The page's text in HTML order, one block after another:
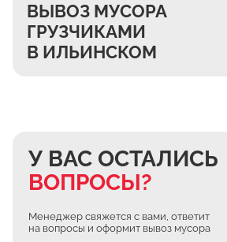
ВЫВОЗ МУСОРА
ГРУЗЧИКАМИ
В ИЛЬИНСКОМ
У ВАС ОСТАЛИСЬ
ВОПРОСЫ?
Менеджер свяжется с вами, ответит
на вопросы и оформит вывоз мусора